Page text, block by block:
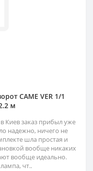
CAME VER 1/1
м
Киев заказ прибыл уже
надежно, ничего не
шла простая и
вообще никаких
вообще идеально.
чт..